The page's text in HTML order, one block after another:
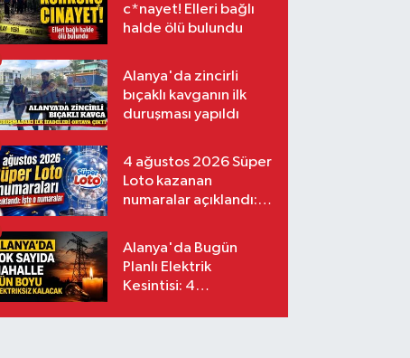
c*nayet! Elleri bağlı
halde ölü bulundu
Alanya'da zincirli
bıçaklı kavganın ilk
duruşması yapıldı
4 ağustos 2026 Süper
Loto kazanan
numaralar açıklandı:
Alanya'da Bugün
Planlı Elektrik
Kesintisi: 4